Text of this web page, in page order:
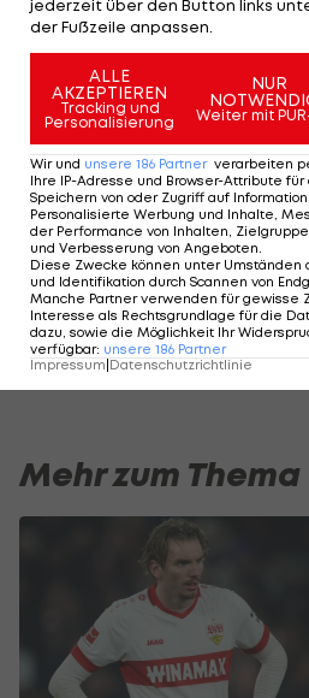
In der "Pole Position" steht
Dayot Upamecanovon
Salzburger, dessen
42,5 Millionen Euro beläuft.
Stuttgart, Omar Richards
Luca Netz (17) vonHertha
genannten Namen.
Der legendäre Durchmarsch des
Wacker Tirol I #Zwarakonferenz
Zwarakonferenz
Mehr zum Thema
jederzeit über den Button links
der Fußzeile anpassen.
ALLE
AKZEPTIEREN
Tracking und
Personalisierung
NUR
Weiter mit
Wir und unsere 186 Partner verarbeiten
Ihre IP-Adresse und Browser-Attribute
Speichern von oder Zugriff auf
Personalisierte Werbung und Inhalte,
der Performance von Inhalten,
und Verbesserung von Angeboten.
Diese Zwecke können unter Umständen
und Identifikation durch Scannen von
Manche Partner verwenden für gewisse
Interesse als Rechtsgrundlage für die
dazu, sowie die Möglichkeit Ihr
verfügbar: unsere 186 Partner
Impressum Datenschutzrichtlinie